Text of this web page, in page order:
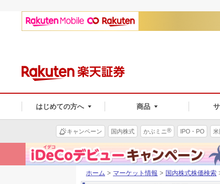
はじめての方へ 商品
キャンペーン 国内株式 かぶミニ® IPO・PO
ホーム > マーケット情報 > 国内株式株価検索